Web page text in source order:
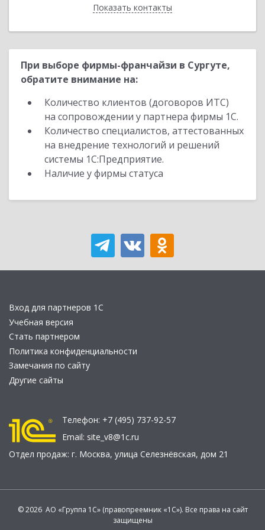
Показать контакты
Назад
При выборе фирмы-франчайзи в Сургуте,
обратите внимание на:
Количество клиентов (договоров ИТС)
на сопровождении у партнера фирмы 1С.
Количество специалистов, аттестованных
на внедрение технологий и решений
системы 1С:Предприятие.
Наличие у фирмы статуса
Вход для партнеров 1С
Учебная версия
Стать партнером
Политика конфиденциальности
Замечания по сайту
Другие сайты
Телефон: +7 (495) 737-92-57
Email: site_v8@1c.ru
Отдел продаж: г. Москва, улица Селезнёвская, дом 21
© 2026 АО «Группа 1С» (правопреемник «1С»). Все права на сайт
защищены